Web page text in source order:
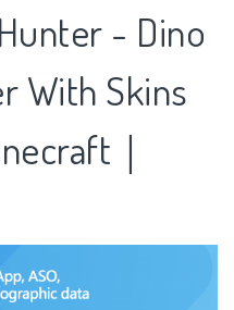
- Dino
With Skins
｜